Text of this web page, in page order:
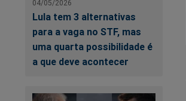
04/05/2026
Lula tem 3 alternativas
para a vaga no STF, mas
uma quarta possibilidade é
a que deve acontecer